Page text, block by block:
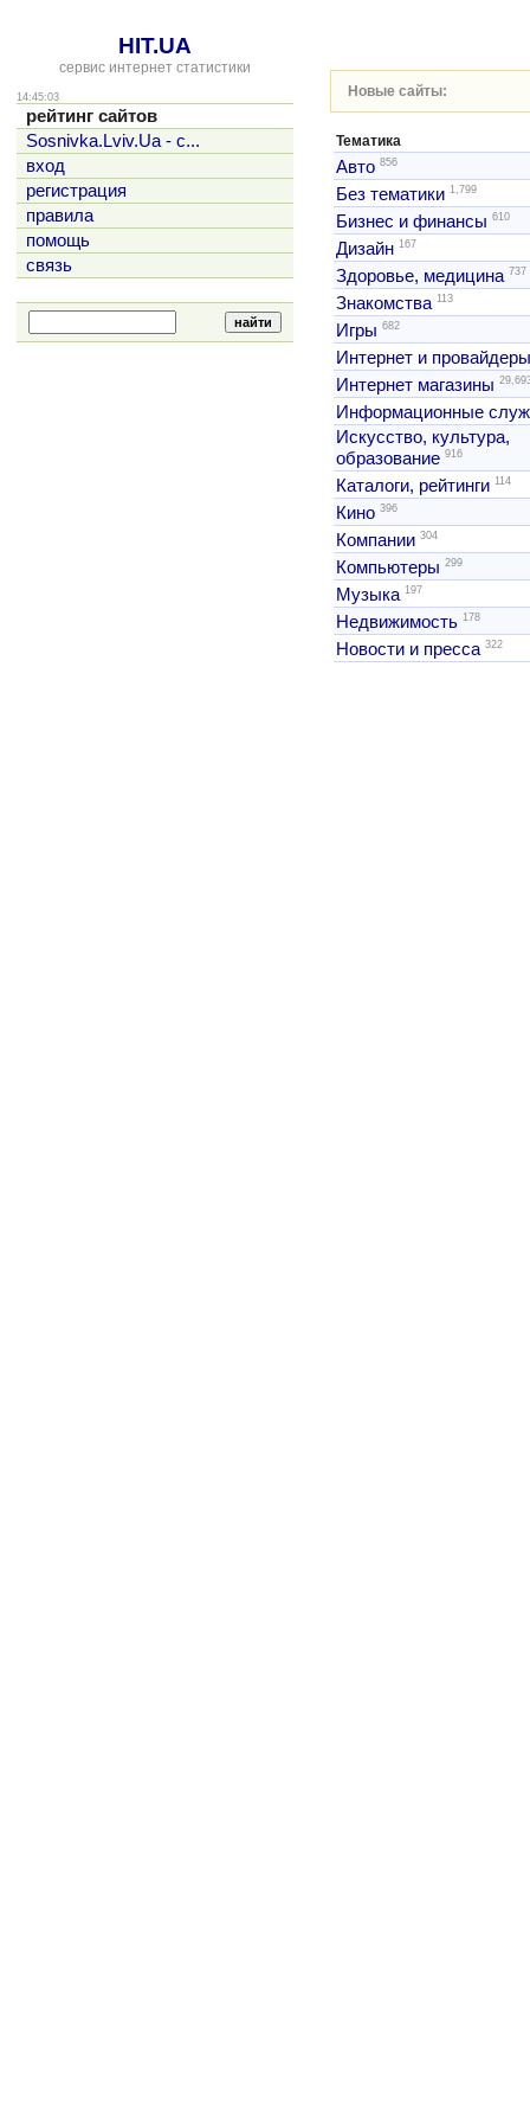
HIT.UA
сервис интернет статистики
14:45:03
рейтинг сайтов
Sosnivka.Lviv.Ua - с...
вход
регистрация
правила
помощь
связь
Новые сайты:
Тематика
Авто 856
Без тематики 1,799
Бизнес и финансы 610
Дизайн 167
Здоровье, медицина 737
Знакомства 113
Игры 682
Интернет и провайдеры
Интернет магазины
Информационные
Искусство, культура,
образование 916
Каталоги, рейтинги 114
Кино 396
Компании 304
Компьютеры 299
Музыка 197
Недвижимость 178
Новости и пресса 322